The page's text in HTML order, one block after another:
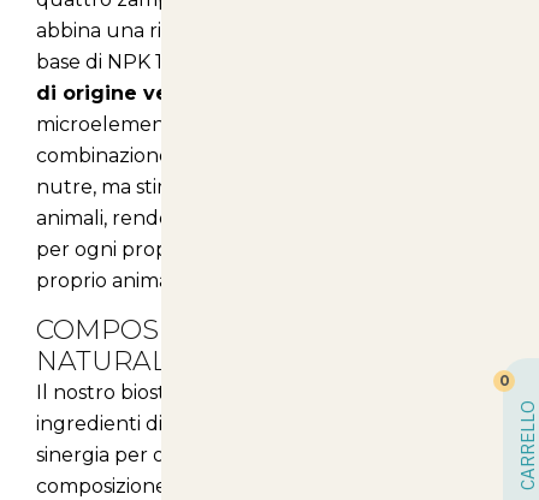
abbina una ricca componente nutrizionale a
base di NPK 11-3-7 con l’aggiunta di
di origine vegetale
microelementi chelati. Grazie a questa
combinazione, il nostro biostimolante non solo
nutre, ma stimola anche il benessere degli
animali, rendendolo un alleato indispensabile
per ogni proprietario attento alla salute del
proprio animale.
COMPOSIZIONE NUTRIENTE E
NATURALE
Il nostro biostimolante è formulato con
ingredienti di alta qualità che lavorano in
sinergia per offrire un supporto completo. La
composizione è la seguente:
CARRELLO
0